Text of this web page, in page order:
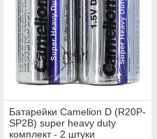
Батарейки Camelion D (R20P-
SP2B) super heavy duty
комплект - 2 штуки